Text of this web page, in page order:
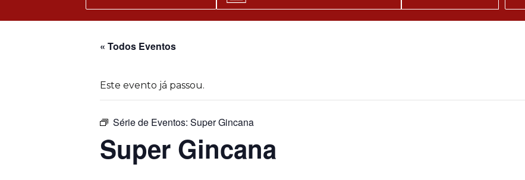
« Todos Eventos
Este evento já passou.
Série de Eventos: Super Gincana
Super Gincana